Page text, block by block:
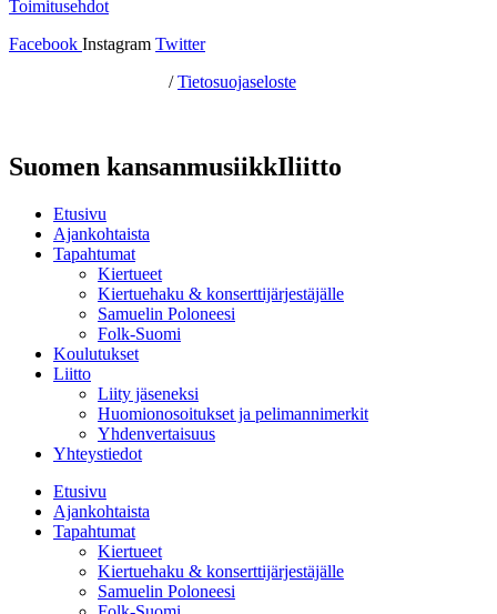
Toimitusehdot
Facebook Instagram Twitter
/Tietosuojaseloste
Suomen kansanmusiikkIliitto
Etusivu
Ajankohtaista
Tapahtumat
Kiertueet
Kiertuehaku & konserttijärjestäjälle
Samuelin Poloneesi
Folk-Suomi
Koulutukset
Liitto
Liity jäseneksi
Huomionosoitukset ja pelimannimerkit
Yhdenvertaisuus
Yhteystiedot
Etusivu
Ajankohtaista
Tapahtumat
Kiertueet
Kiertuehaku & konserttijärjestäjälle
Samuelin Poloneesi